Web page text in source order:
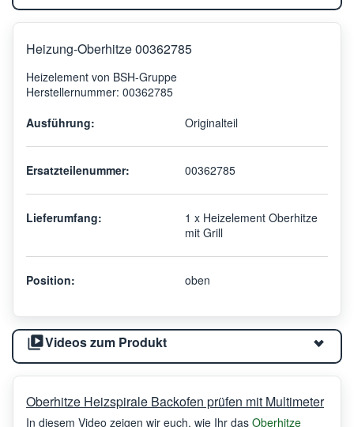
Heizung-Oberhitze 00362785
Heizelement von BSH-Gruppe
Herstellernummer: 00362785
Ausführung:
Originalteil
Ersatzteilenummer: 00362785
Lieferumfang:
1 x Heizelement Oberhitze
mit Grill
Position: oben
Videos zum Produkt
Oberhitze Heizspirale Backofen prüfen mit Multimeter
In diesem Video zeigen wir euch, wie Ihr das Oberhitze